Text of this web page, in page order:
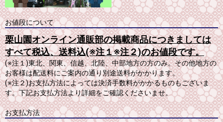
お値段について
栗山園オンライン通販部の掲載商品につきましては
すべて税込、送料込(※注１※注２)のお値段です。
(※注１)東北、関東、信越、北陸、中部地方の方のみ。その他地方の
お客様は配送料にご案内の通り別途送料がかかります。
(※注２)お支払方法によっては決済手数料がかかるものもございま
す。下記お支払方法より詳細をご確認くださいませ。
お支払方法